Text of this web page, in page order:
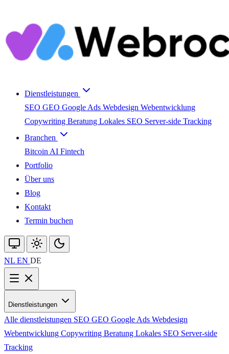
Dienstleistungen
SEO GEO Google Ads Webdesign Webentwicklung
Copywriting Beratung Lokales SEO Server-side Tracking
Branchen
Bitcoin AI Fintech
Portfolio
Über uns
Blog
Kontakt
Termin buchen
NL EN DE
Dienstleistungen
Alle dienstleistungen SEO GEO Google Ads Webdesign
Webentwicklung Copywriting Beratung Lokales SEO Server-side
Tracking